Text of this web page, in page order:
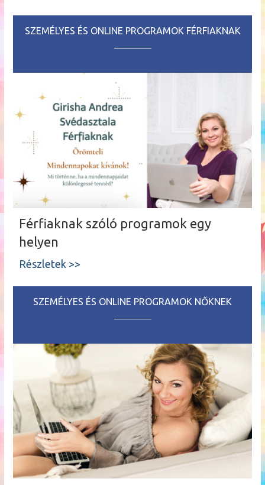
SZEMÉLYES ÉS ONLINE PROGRAMOK FÉRFIAKNAK
Férfiaknak szóló programok egy
helyen
Részletek >>
SZEMÉLYES ÉS ONLINE PROGRAMOK NŐKNEK